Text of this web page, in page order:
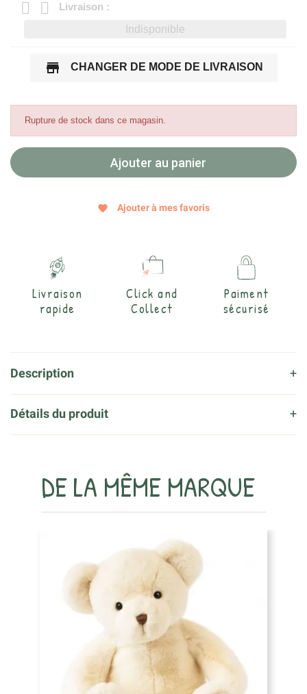
Livraison :
Indisponible
store CHANGER DE MODE DE LIVRAISON
Rupture de stock dans ce magasin.
Ajouter au panier
favorite Ajouter à mes favoris
Livraison
rapide
Click and
Collect
Paiment
sécurisé
Description
Détails du produit
DE LA MÊME MARQUE